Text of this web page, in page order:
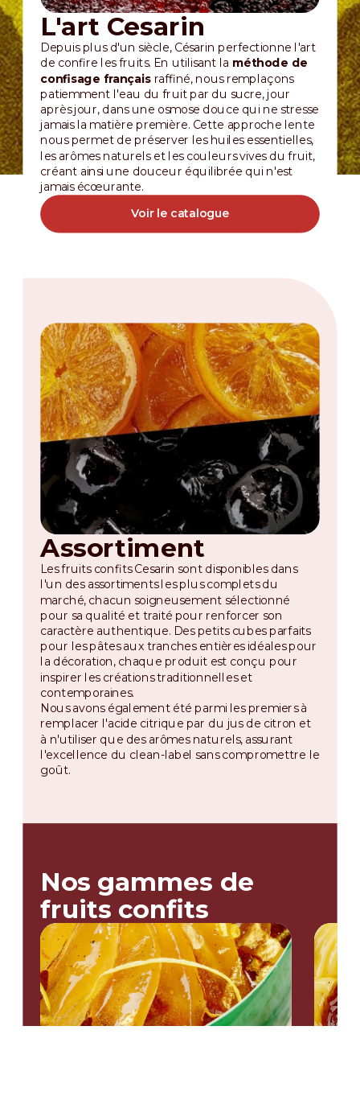
L'art Cesarin
Depuis plus d'un siècle, Césarin perfectionne l'art
de confire les fruits. En utilisant la méthode de
confisage français raffiné, nous remplaçons
patiemment l'eau du fruit par du sucre, jour
après jour, dans une osmose douce qui ne stresse
jamais la matière première. Cette approche lente
nous permet de préserver les huiles essentielles,
les arômes naturels et les couleurs vives du fruit,
créant ainsi une douceur équilibrée qui n'est
jamais écœurante.
Voir le catalogue
Assortiment
Les fruits confits Cesarin sont disponibles dans
l'un des assortiments les plus complets du
marché, chacun soigneusement sélectionné
pour sa qualité et traité pour renforcer son
caractère authentique. Des petits cubes parfaits
pour les pâtes aux tranches entières idéales pour
la décoration, chaque produit est conçu pour
inspirer les créations traditionnelles et
contemporaines.
Nous avons également été parmi les premiers à
remplacer l'acide citrique par du jus de citron et
à n'utiliser que des arômes naturels, assurant
l'excellence du clean-label sans compromettre le
goût.
Nos gammes de
fruits confits